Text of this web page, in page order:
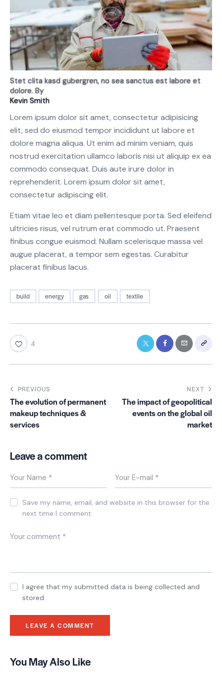
Stet clita kasd gubergren, no sea sanctus est labore et
dolore. By
Kevin Smith
Lorem ipsum dolor sit amet, consectetur adipisicing
elit, sed do eiusmod tempor incididunt ut labore et
dolore magna aliqua. Ut enim ad minim veniam, quis
nostrud exercitation ullamco laboris nisi ut aliquip ex ea
commodo consequat. Duis aute irure dolor in
reprehenderit. Lorem ipsum dolor sit amet,
consectetur adipiscing elit.
Etiam vitae leo et diam pellentesque porta. Sed eleifend
ultricies risus, vel rutrum erat commodo ut. Praesent
finibus congue euismod. Nullam scelerisque massa vel
augue placerat, a tempor sem egestas. Curabitur
placerat finibus lacus.
build energy gas oil textile
4
PREVIOUS
The evolution of permanent
makeup techniques &
services
NEXT
The impact of geopolitical
events on the global oil
market
Leave a comment
Save my name, email, and website in this browser for the
next time I comment.
I agree that my submitted data is being collected and
stored.
You May Also Like